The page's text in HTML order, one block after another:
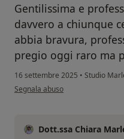
Gentilissima e
davvero a chiunque
abbia bravura,
pregio oggi raro ma
16 settembre 2025 • Studio
secondo l'opinione dell'utente
Segnala abuso
Dott.ssa Chiara